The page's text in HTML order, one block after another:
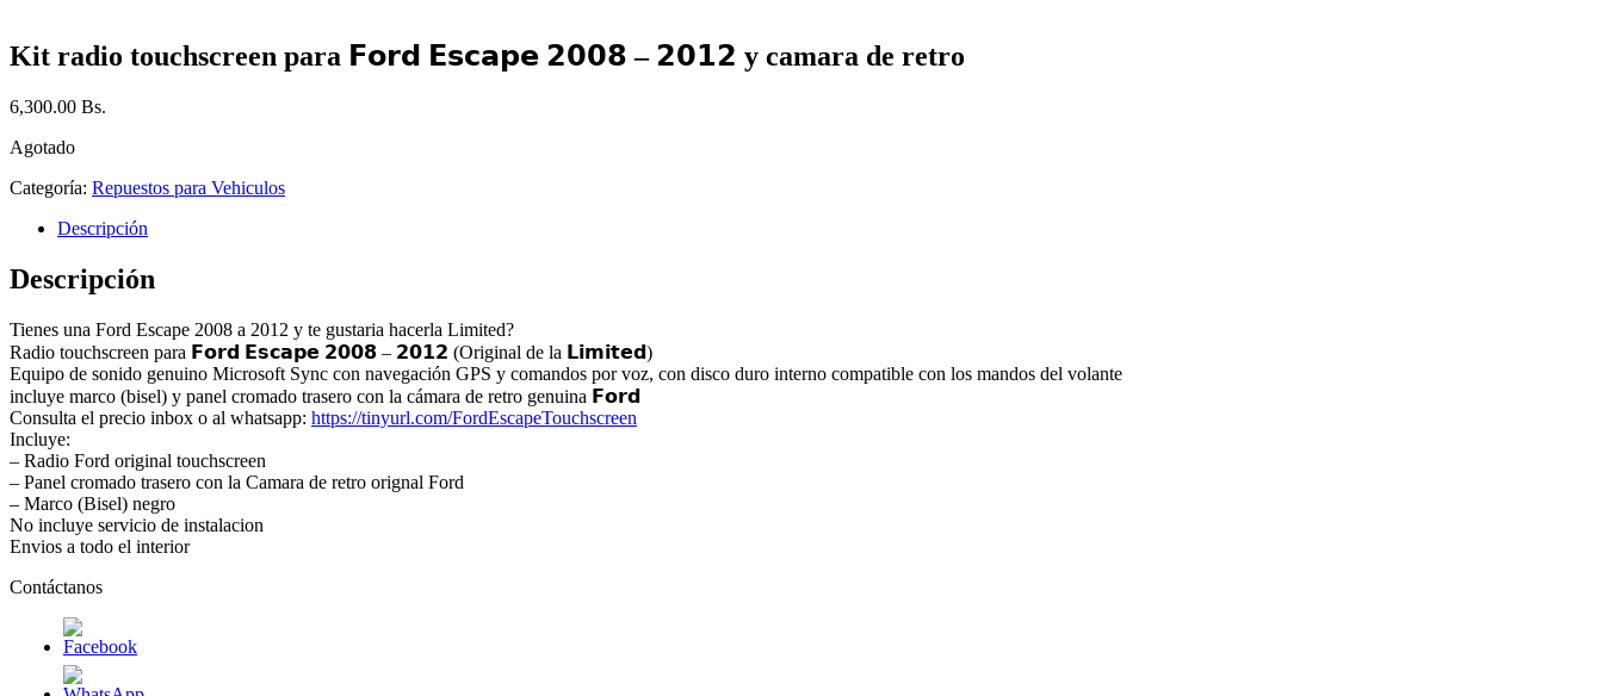
Kit radio touchscreen para 𝗙𝗼𝗿𝗱 𝗘𝘀𝗰𝗮𝗽𝗲 𝟮𝟬𝟬𝟴 – 𝟮𝟬𝟭𝟮 y camara de retro
6,300.00 Bs.
Agotado
Categoría: Repuestos para Vehiculos
Descripción
Descripción
Tienes una Ford Escape 2008 a 2012 y te gustaria hacerla Limited?
Radio touchscreen para 𝗙𝗼𝗿𝗱 𝗘𝘀𝗰𝗮𝗽𝗲 𝟮𝟬𝟬𝟴 – 𝟮𝟬𝟭𝟮 (Original de la 𝗟𝗶𝗺𝗶𝘁𝗲𝗱)
Equipo de sonido genuino Microsoft Sync con navegación GPS y comandos por voz, con disco duro interno compatible con los mandos del volante
incluye marco (bisel) y panel cromado trasero con la cámara de retro genuina 𝗙𝗼𝗿𝗱
Consulta el precio inbox o al whatsapp: https://tinyurl.com/FordEscapeTouchscreen
Incluye:
– Radio Ford original touchscreen
– Panel cromado trasero con la Camara de retro orignal Ford
– Marco (Bisel) negro
No incluye servicio de instalacion
Envios a todo el interior
Contáctanos